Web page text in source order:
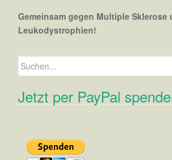
Gemeinsam gegen Multiple Sklerose
Leukodystrophien!
Suchen nach:
Jetzt per PayPal